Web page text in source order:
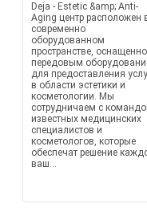
Deja - Estetic &amp; Anti-
Aging центр расположен
современно
оборудованном
пространстве,
передовым
для предоставления
в области эстетики и
косметологии. Мы
сотрудничаем с
известных медицинских
специалистов и
косметологов, которые
обеспечат решение
ваш...